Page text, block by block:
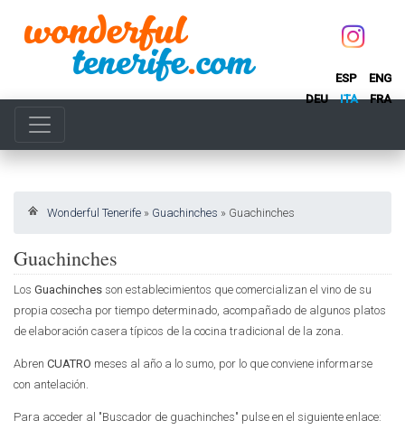
ESP
ENG
DEU
ITA FRA
Wonderful Tenerife » Guachinches » Guachinches
Guachinches
Los Guachinches son establecimientos que comercializan el vino de su
propia cosecha por tiempo determinado, acompañado de algunos platos
de elaboración casera típicos de la cocina tradicional de la zona.
Abren CUATRO meses al año a lo sumo, por lo que conviene informarse
con antelación.
Para acceder al "Buscador de guachinches" pulse en el siguiente enlace: